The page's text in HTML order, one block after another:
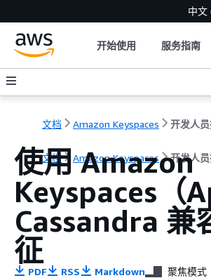
中文
开始使用 服务指南
文档 Amazon Keyspaces 开发人
文档 Amazon Keyspaces 开发人
使用 Amazon
Keyspaces（
Cassandra 兼
征
PDF RSS Markdown 聚焦模式